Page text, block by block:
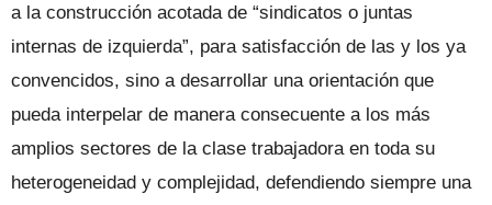
a la construcción acotada de “sindicatos o juntas
internas de izquierda”, para satisfacción de las y los ya
convencidos, sino a desarrollar una orientación que
pueda interpelar de manera consecuente a los más
amplios sectores de la clase trabajadora en toda su
heterogeneidad y complejidad, defendiendo siempre una